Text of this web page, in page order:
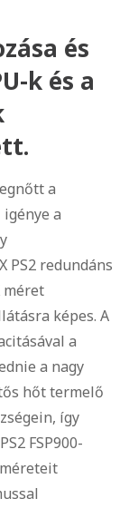
és
k és a
a
a
PS2 redundáns
méret
képes. A
a
a nagy
hőt termelő
így
FSP900-